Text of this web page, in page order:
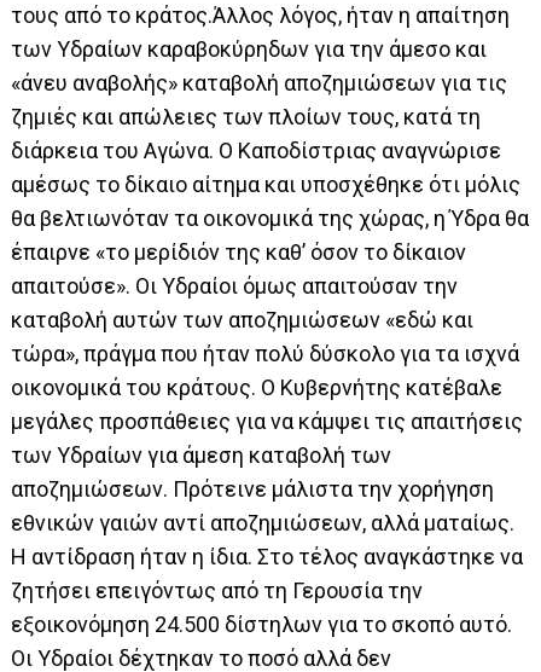
τους από το κράτος.Άλλος λόγος, ήταν η απαίτηση
των Υδραίων καραβοκύρηδων για την άμεσο και
«άνευ αναβολής» καταβολή αποζημιώσεων για τις
ζημιές και απώλειες των πλοίων τους, κατά τη
διάρκεια του Αγώνα. Ο Καποδίστριας αναγνώρισε
αμέσως το δίκαιο αίτημα και υποσχέθηκε ότι μόλις
θα βελτιωνόταν τα οικονομικά της χώρας, η Ύδρα θα
έπαιρνε «το μερίδιόν της καθ’ όσον το δίκαιον
απαιτούσε». Οι Υδραίοι όμως απαιτούσαν την
καταβολή αυτών των αποζημιώσεων «εδώ και
τώρα», πράγμα που ήταν πολύ δύσκολο για τα ισχνά
οικονομικά του κράτους. Ο Κυβερνήτης κατέβαλε
μεγάλες προσπάθειες για να κάμψει τις απαιτήσεις
των Υδραίων για άμεση καταβολή των
αποζημιώσεων. Πρότεινε μάλιστα την χορήγηση
εθνικών γαιών αντί αποζημιώσεων, αλλά ματαίως.
Η αντίδραση ήταν η ίδια. Στο τέλος αναγκάστηκε να
ζητήσει επειγόντως από τη Γερουσία την
εξοικονόμηση 24.500 δίστηλων για το σκοπό αυτό.
Οι Υδραίοι δέχτηκαν το ποσό αλλά δεν